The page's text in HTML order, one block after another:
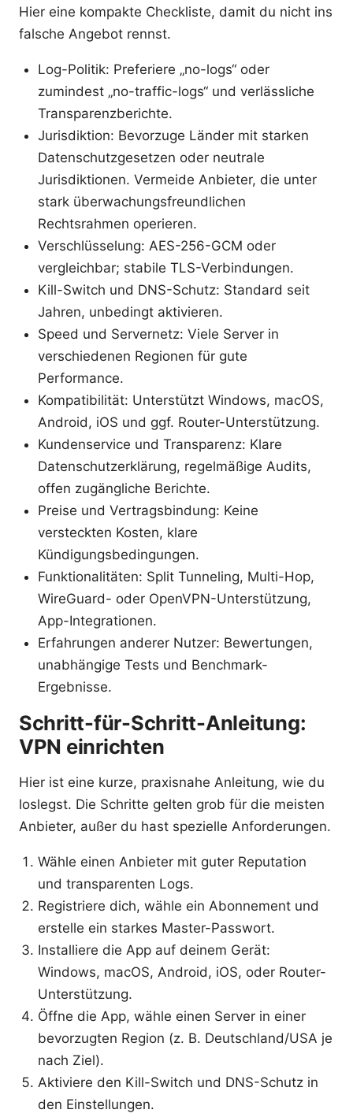
Hier eine kompakte Checkliste, damit du nicht ins
falsche Angebot rennst.
Log-Politik: Preferiere „no-logs“ oder
zumindest „no-traffic-logs“ und verlässliche
Transparenzberichte.
Jurisdiktion: Bevorzuge Länder mit starken
Datenschutzgesetzen oder neutrale
Jurisdiktionen. Vermeide Anbieter, die unter
stark überwachungsfreundlichen
Rechtsrahmen operieren.
Verschlüsselung: AES-256-GCM oder
vergleichbar; stabile TLS-Verbindungen.
Kill-Switch und DNS-Schutz: Standard seit
Jahren, unbedingt aktivieren.
Speed und Servernetz: Viele Server in
verschiedenen Regionen für gute
Performance.
Kompatibilität: Unterstützt Windows, macOS,
Android, iOS und ggf. Router-Unterstützung.
Kundenservice und Transparenz: Klare
Datenschutzerklärung, regelmäßige Audits,
offen zugängliche Berichte.
Preise und Vertragsbindung: Keine
versteckten Kosten, klare
Kündigungsbedingungen.
Funktionalitäten: Split Tunneling, Multi-Hop,
WireGuard- oder OpenVPN-Unterstützung,
App-Integrationen.
Erfahrungen anderer Nutzer: Bewertungen,
unabhängige Tests und Benchmark-
Ergebnisse.
Schritt-für-Schritt-Anleitung:
VPN einrichten
Hier ist eine kurze, praxisnahe Anleitung, wie du
loslegst. Die Schritte gelten grob für die meisten
Anbieter, außer du hast spezielle Anforderungen.
Wähle einen Anbieter mit guter Reputation
und transparenten Logs.
Registriere dich, wähle ein Abonnement und
erstelle ein starkes Master-Passwort.
Installiere die App auf deinem Gerät:
Windows, macOS, Android, iOS, oder Router-
Unterstützung.
Öffne die App, wähle einen Server in einer
bevorzugten Region (z. B. Deutschland/USA je
nach Ziel).
Aktiviere den Kill-Switch und DNS-Schutz in
den Einstellungen.